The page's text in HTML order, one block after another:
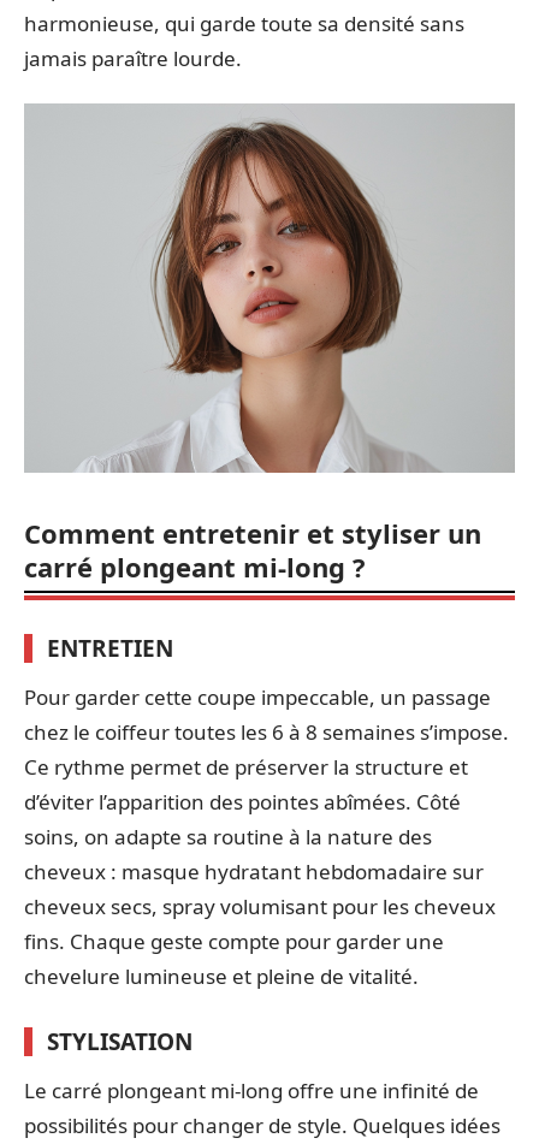
harmonieuse, qui garde toute sa densité sans
jamais paraître lourde.
Comment entretenir et styliser un
carré plongeant mi-long ?
ENTRETIEN
Pour garder cette coupe impeccable, un passage
chez le coiffeur toutes les 6 à 8 semaines s’impose.
Ce rythme permet de préserver la structure et
d’éviter l’apparition des pointes abîmées. Côté
soins, on adapte sa routine à la nature des
cheveux : masque hydratant hebdomadaire sur
cheveux secs, spray volumisant pour les cheveux
fins. Chaque geste compte pour garder une
chevelure lumineuse et pleine de vitalité.
STYLISATION
Le carré plongeant mi-long offre une infinité de
possibilités pour changer de style. Quelques idées